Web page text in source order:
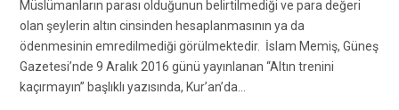
Müslümanların parası olduğunun belirtilmediği ve para değeri
olan şeylerin altın cinsinden hesaplanmasının ya da
ödenmesinin emredilmediği görülmektedir. İslam Memiş, Güneş
Gazetesi’nde 9 Aralık 2016 günü yayınlanan “Altın trenini
kaçırmayın” başlıklı yazısında, Kur’an’da…